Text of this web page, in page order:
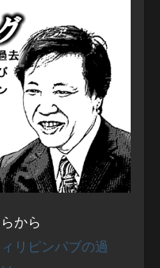
から
リピンパブの過